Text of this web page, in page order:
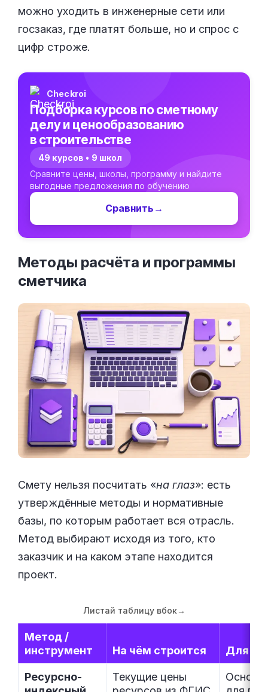
можно уходить в инженерные сети или
госзаказ, где платят больше, но и спрос с
цифр строже.
Checkroi
Подборка курсов по сметному
делу и ценообразованию
в строительстве
49 курсов • 9 школ
Сравните цены, школы, программу и найдите
выгодные предложения по обучению
Сравнить →
Методы расчёта и программы
сметчика
Смету нельзя посчитать «на глаз»: есть
утверждённые методы и нормативные
базы, по которым работает вся отрасль.
Метод выбирают исходя из того, кто
заказчик и на каком этапе находится
проект.
Листай таблицу вбок →
Метод /
инструмент
На чём строится Для
Ресурсно-
Текущие цены